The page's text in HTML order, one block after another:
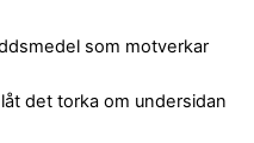
som motverkar
det torka om undersidan